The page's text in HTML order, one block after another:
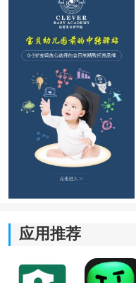
《克蕾儿》软件特色：
1)提供全面的在线学习
不受时间和地点的限制。
趣，让学习变得更加愉
3)家长可以查看孩子的
解孩子的学习进展，进
应用推荐